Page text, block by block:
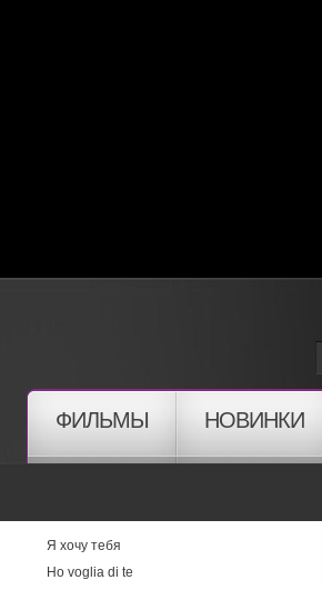
ФИЛЬМЫ НОВИНКИ
Я хочу тебя
Ho voglia di te